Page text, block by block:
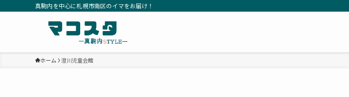
真駒内を中心に札幌市南区のイマをお届け！
ホーム 澄川児童会館